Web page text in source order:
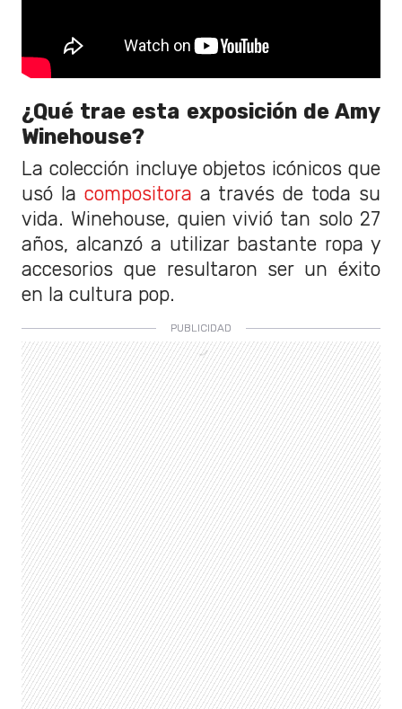
¿Qué trae esta exposición de Amy
Winehouse?
La colección incluye objetos icónicos que
usó la compositora a través de toda su
vida. Winehouse, quien vivió tan solo 27
años, alcanzó a utilizar bastante ropa y
accesorios que resultaron ser un éxito
en la cultura pop.